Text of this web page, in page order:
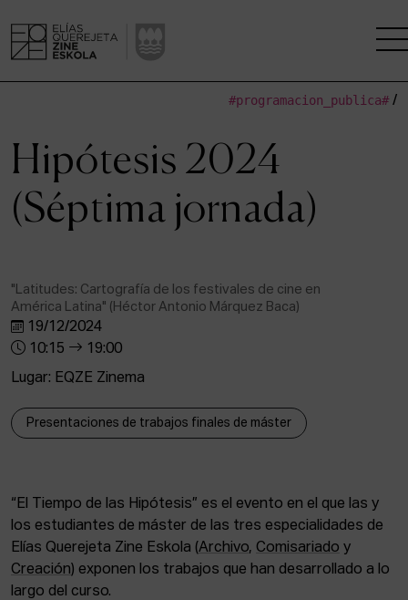
CENTRO DE INVESTIGACIÓN
ESTUDIOS
COMUNIDAD
ACTUALIDAD
EUS
ESP ENG
#programacion_publica#/
Hipótesis 2024
(Séptima jornada)
"Latitudes: Cartografía de los festivales de cine en
América Latina" (Héctor Antonio Márquez Baca)
19/12/2024
10:15
19:00
Lugar: EQZE Zinema
Presentaciones de trabajos finales de máster
“El Tiempo de las Hipótesis” es el evento en el que las y
los estudiantes de máster de las tres especialidades de
Elías Querejeta Zine Eskola (Archivo, Comisariado y
Creación) exponen los trabajos que han desarrollado a lo
largo del curso.